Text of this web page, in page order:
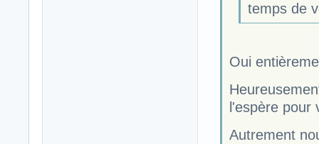
temps de
Oui
l'espère pour
Autrement